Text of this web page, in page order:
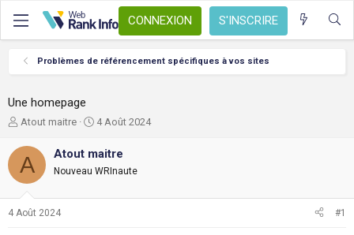
CONNEXION S'INSCRIRE
Problèmes de référencement spécifiques à vos sites
Une homepage
A
t
e
d
Atout maitre
D
t
d
4 Août 2024
A Atout maitre
Nouveau WRInaute
4 Août 2024 #1